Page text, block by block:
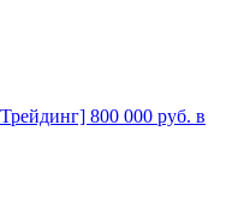
800 000 руб. в